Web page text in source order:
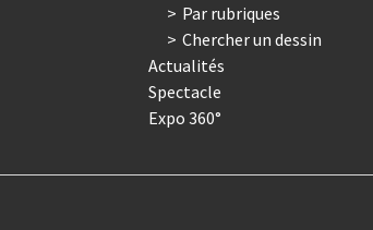
Par rubriques
Chercher un dessin
Actualités
Spectacle
Expo 360°